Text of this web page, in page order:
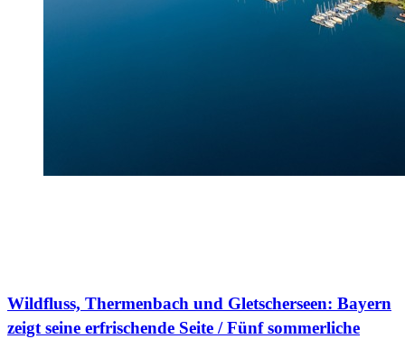
Wildfluss, Thermenbach und Gletscherseen: Bayern
zeigt seine erfrischende Seite / Fünf sommerliche